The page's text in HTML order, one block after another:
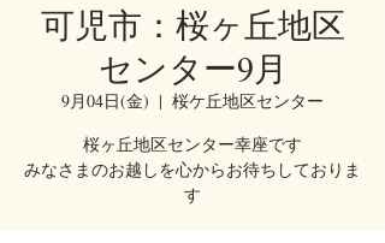
可児市：桜ヶ丘地区
センター9月
9月04日(金)
  |
桜ケ丘地区センター
桜ヶ丘地区センター幸座です
みなさまのお越しを心からお待ちしておりま
す